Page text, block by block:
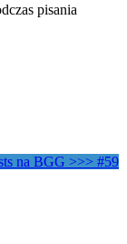
pisania
na BGG >>> #59